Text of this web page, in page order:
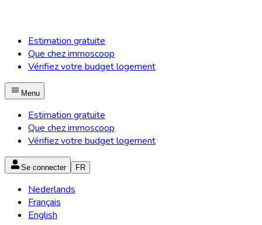
Estimation gratuite
Que chez immoscoop
Vérifiez votre budget logement
Menu
Estimation gratuite
Que chez immoscoop
Vérifiez votre budget logement
Se connecter FR
Nederlands
Français
English